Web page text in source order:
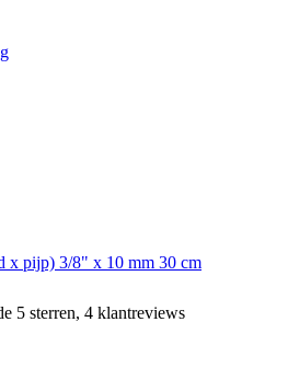
x pijp) 3/8" x 10 mm 30 cm
5 sterren, 4 klantreviews